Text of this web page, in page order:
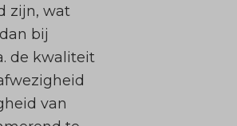
zijn, wat
bij
de kwaliteit
van